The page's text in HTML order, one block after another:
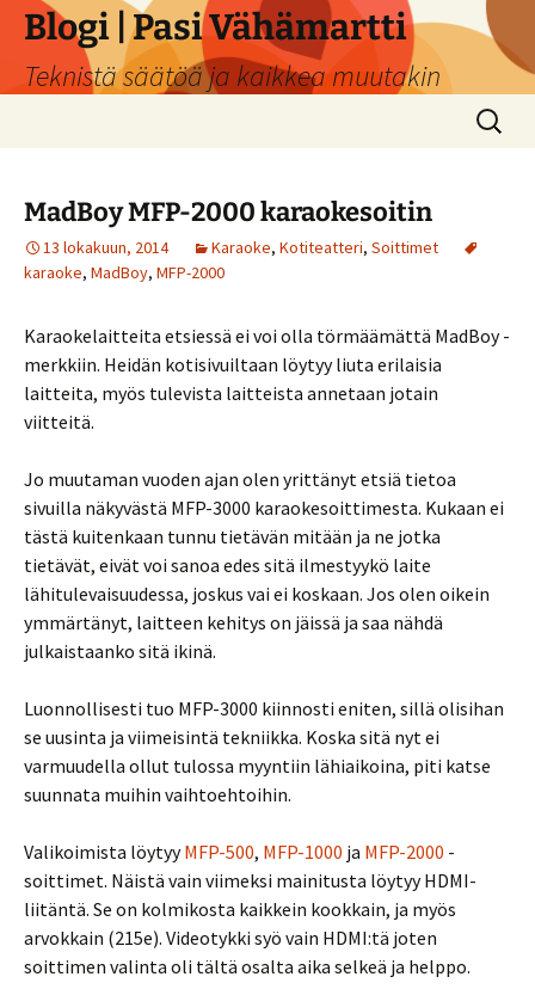
Siirry
sisältöön
Blogi | Pasi Vähämartti
Teknistä säätöä ja kaikkea muutakin
Haku:
MadBoy MFP-2000 karaokesoitin
13 lokakuun, 2014 Karaoke, Kotiteatteri, Soittimet
karaoke, MadBoy, MFP-2000
Karaokelaitteita etsiessä ei voi olla törmäämättä MadBoy -
merkkiin. Heidän kotisivuiltaan löytyy liuta erilaisia
laitteita, myös tulevista laitteista annetaan jotain
viitteitä.
Jo muutaman vuoden ajan olen yrittänyt etsiä tietoa
sivuilla näkyvästä MFP-3000 karaokesoittimesta. Kukaan ei
tästä kuitenkaan tunnu tietävän mitään ja ne jotka
tietävät, eivät voi sanoa edes sitä ilmestyykö laite
lähitulevaisuudessa, joskus vai ei koskaan. Jos olen oikein
ymmärtänyt, laitteen kehitys on jäissä ja saa nähdä
julkaistaanko sitä ikinä.
Luonnollisesti tuo MFP-3000 kiinnosti eniten, sillä olisihan
se uusinta ja viimeisintä tekniikka. Koska sitä nyt ei
varmuudella ollut tulossa myyntiin lähiaikoina, piti katse
suunnata muihin vaihtoehtoihin.
Valikoimista löytyyMFP-500, MFP-1000 ja MFP-2000 -
soittimet. Näistä vain viimeksi mainitusta löytyy HDMI-
liitäntä. Se on kolmikosta kaikkein kookkain, ja myös
arvokkain (215e). Videotykki syö vain HDMI:tä joten
soittimen valinta oli tältä osalta aika selkeä ja helppo.